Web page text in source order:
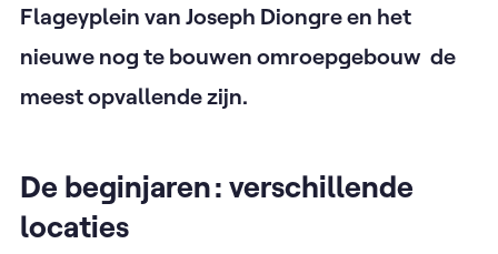
Flageyplein van Joseph Diongre en het
nieuwe nog te bouwen omroepgebouw de
meest opvallende zijn.
De beginjaren : verschillende
locaties